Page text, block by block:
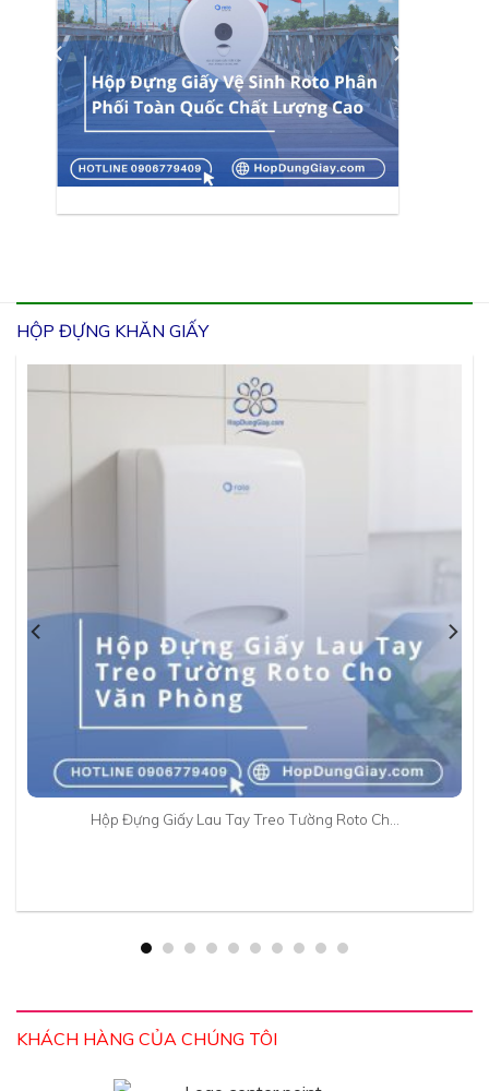
HỘP ĐỰNG KHĂN GIẤY
Hộp Đựng Giấy Lau Tay Treo Tường Roto Ch…
KHÁCH HÀNG CỦA CHÚNG TÔI